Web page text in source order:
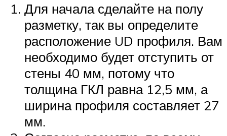
Для начала сделайте на полу
разметку, так вы определите
расположение UD профиля. Вам
необходимо будет отступить от
стены 40 мм, потому что
толщина ГКЛ равна 12,5 мм, а
ширина профиля составляет 27
мм.